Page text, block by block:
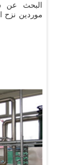
البحث عن
موردين نزح